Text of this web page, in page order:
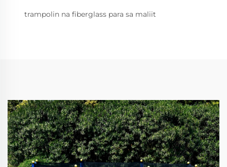
trampolin na fiberglass para sa maliit